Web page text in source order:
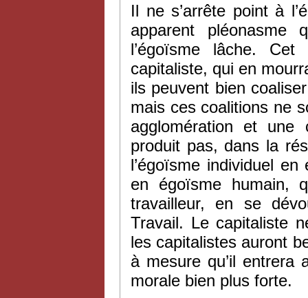
Il ne s’arrête point à
apparent pléonasme
l’égoïsme lâche.
capitaliste, qui en
ils peuvent bien
mais ces coalitions ne
agglomération et une
produit pas, dans la
l’égoïsme individuel
en égoïsme humain,
travailleur, en se
Travail. Le capitaliste
les capitalistes auront
à mesure qu’il entrera
morale bien plus forte.